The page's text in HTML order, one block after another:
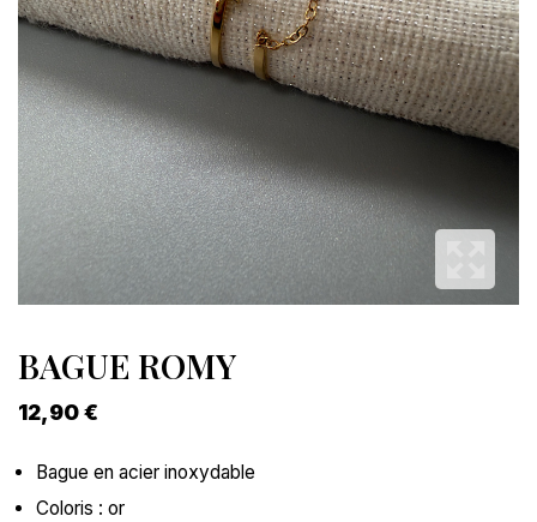
BAGUE ROMY
12,90 €
Bague en acier inoxydable
Coloris : or